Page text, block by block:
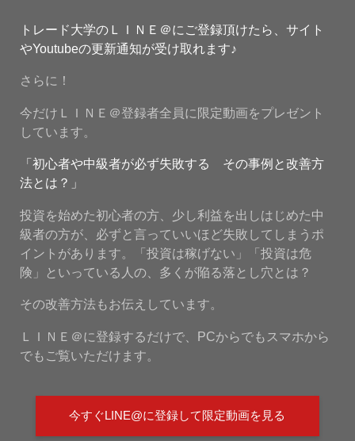
トレード大学のＬＩＮＥ＠にご登録頂けたら、サイト
やYoutubeの更新通知が受け取れます♪
さらに！
今だけＬＩＮＥ＠登録者全員に限定動画をプレゼント
しています。
「初心者や中級者が必ず失敗する その事例と改善方
法とは？」
投資を始めた初心者の方、少し利益を出しはじめた中
級者の方が、必ずと言っていいほど失敗してしまうポ
イントがあります。「投資は稼げない」「投資は危
険」といっている人の、多くが陥る落とし穴とは？
その改善方法もお伝えしています。
ＬＩＮＥ＠に登録するだけで、PCからでもスマホから
でもご覧いただけます。
今すぐLINE@に登録して限定動画を見る